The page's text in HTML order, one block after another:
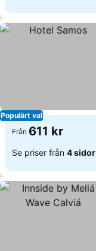
Populärt val
Från 611 kr
Se priser från 4 sidor